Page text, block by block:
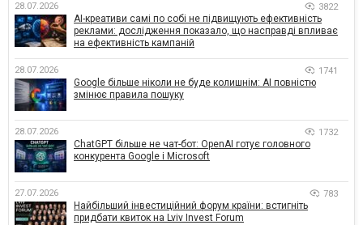
28.07.2026 3822
AI-креативи самі по собі не підвищують ефективність
реклами: дослідження показало, що насправді впливає
на ефективність кампаній
28.07.2026 1741
Google більше ніколи не буде колишнім: AI повністю
змінює правила пошуку
28.07.2026 1732
ChatGPT більше не чат-бот: OpenAI готує головного
конкурента Google і Microsoft
27.07.2026 783
Найбільший інвестиційний форум країни: встигніть
придбати квиток на Lviv Invest Forum